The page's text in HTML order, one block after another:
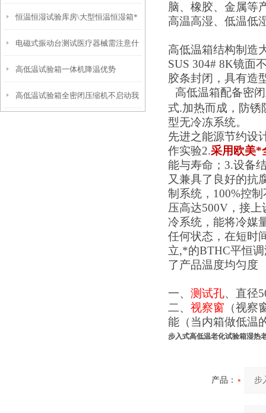
动台客户案例解析
恒温恒湿试验库房\大型恒温恒湿箱*
配置讲解
电磁式振动台测试医疗器械需注意什
么
高低温试验箱一体机降温优势
高低温试验箱全密闭压缩机不启动我
脑、橡胶、金属等
高温高湿、低温低
高低温箱结构制造
SUS 304# 8K镜面
胶条封闭，具有造
高低温箱配备密
式.加热而成，防锈
型无冷冻系统。
先进之能源节约设
作实验2.采用欧美*
能与寿命；3.设备
又兼具了良好的抗
制系统，100%控
压高达500V，接
冷系统，能将冷媒
任何状态，在短时
立,*的BTHC平恒
了产品温度均匀度
一、 测试孔、直径
二、 视察窗 （视
能（当内箱做低温
步入式高低温老化试验箱湿热
产品：